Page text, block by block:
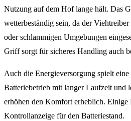
Nutzung auf dem Hof lange hält. Das
wetterbeständig sein, da der
oder schlammigen Umgebungen
Griff sorgt für sicheres Handling auch
Auch die Energieversorgung spielt
Batteriebetrieb mit langer Laufzeit und
erhöhen den Komfort erheblich. Einige
Kontrollanzeige für den Batteriestand.